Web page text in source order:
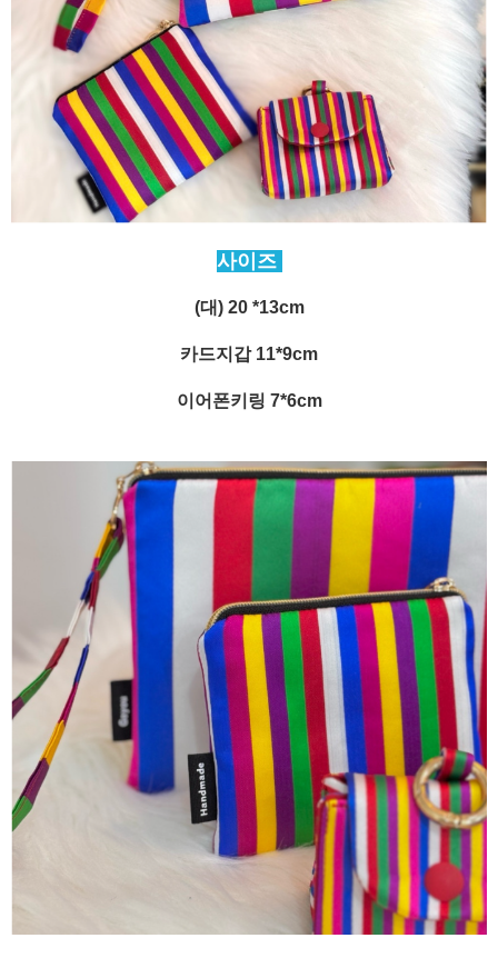
사이즈
(대) 20 *13cm
카드지갑 11*9cm
이어폰키링 7*6cm